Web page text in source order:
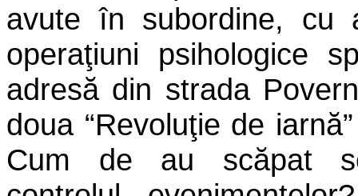
avute în subordine, cu
operaţiuni psihologice
adresă din strada
doua “Revoluţie de
Cum de au scăpat